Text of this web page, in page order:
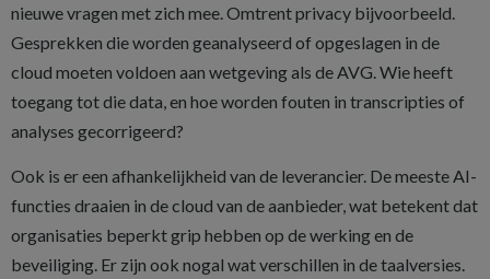
nieuwe vragen met zich mee. Omtrent privacy bijvoorbeeld.
Gesprekken die worden geanalyseerd of opgeslagen in de
cloud moeten voldoen aan wetgeving als de AVG. Wie heeft
toegang tot die data, en hoe worden fouten in transcripties of
analyses gecorrigeerd?
Ook is er een afhankelijkheid van de leverancier. De meeste AI-
functies draaien in de cloud van de aanbieder, wat betekent dat
organisaties beperkt grip hebben op de werking en de
beveiliging. Er zijn ook nogal wat verschillen in de taalversies.